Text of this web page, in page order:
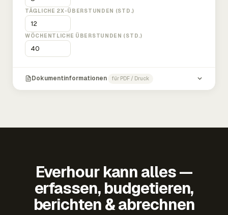
TÄGLICHE 2X-ÜBERSTUNDEN (STD.)
WÖCHENTLICHE ÜBERSTUNDEN (STD.)
Dokumentinformationen für PDF / Druck
Everhour kann alles —
erfassen, budgetieren,
berichten & abrechnen